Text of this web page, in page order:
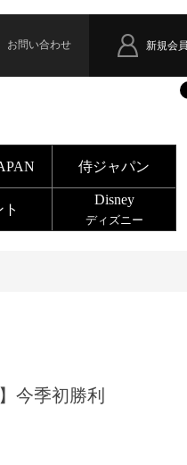
新規会
お問い合わせ
侍ジャパン
Disney
ディズニー
今季初勝利